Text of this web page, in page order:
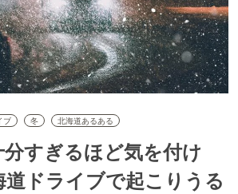
ブ 冬 北海道あるある
分すぎるほど気を付け
道ドライブで起こりうる